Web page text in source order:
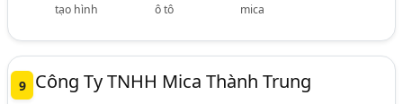
tạo hình
ô tô
mica
9 Công Ty TNHH Mica Thành Trung